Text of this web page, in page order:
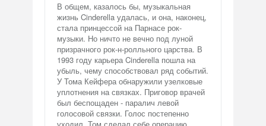
В общем, казалось бы, музыкальная
жизнь Cinderella удалась, и она, наконец,
стала принцессой на Парнасе рок-
музыки. Но ничто не вечно под луной
призрачного рок-н-ролльного царства. В
1993 году карьера Cinderella пошла на
убыль, чему способствовал ряд событий.
У Тома Кейфера обнаружили узелковые
уплотнения на связках. Приговор врачей
был беспощаден - паралич левой
голосовой связки. Голос постепенно